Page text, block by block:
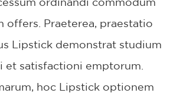
ordinandi commodum
offers. Praeterea, praestatio
Lipstick demonstrat studium
et satisfactioni emptorum.
hoc Lipstick optionem